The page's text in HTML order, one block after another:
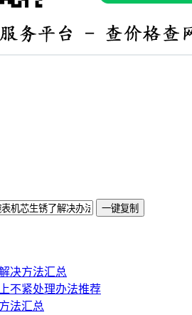
一键复制
决方法汇总
不紧处理办法推荐
法汇总